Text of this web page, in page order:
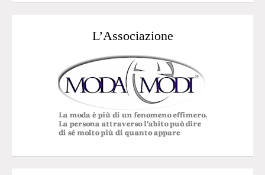
L’Associazione